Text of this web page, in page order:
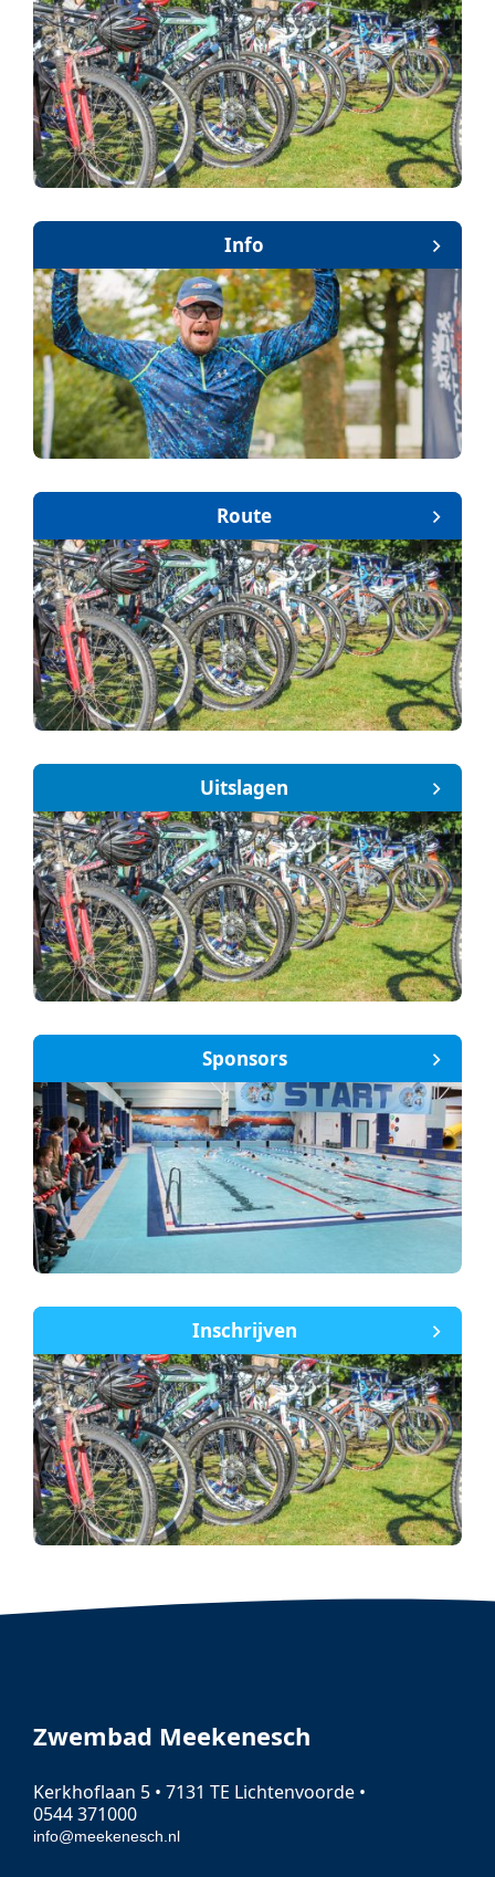
Info
Route
Uitslagen
Sponsors
Inschrijven
Zwembad Meekenesch
Kerkhoflaan 5 • 7131 TE Lichtenvoorde •
0544 371000
info@meekenesch.nl